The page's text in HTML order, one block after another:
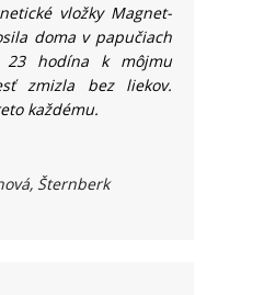
vložky Magnet-
doma v papučiach
hodína k môjmu
zmizla bez liekov.
každému.
Šternberk